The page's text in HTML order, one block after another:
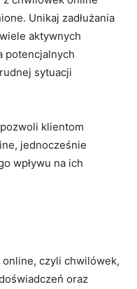
Unikaj zadłużania
aktywnych
potencjalnych
sytuacji
klientom
jednocześnie
wpływu na ich
czyli chwilówek,
oraz